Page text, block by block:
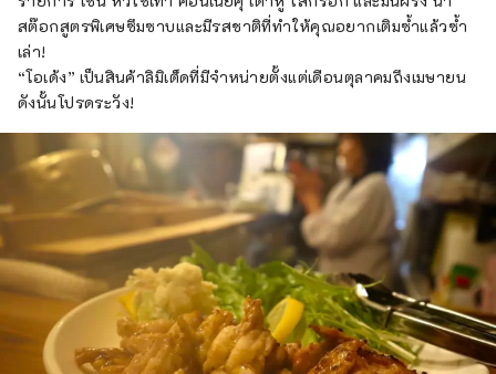
สต๊อกสูตรพิเศษซึมซาบและมีรสชาติที่ทำให้คุณอยากเติมซ้ำแล้วซ้ำ
เล่า!
“โอเด้ง” เป็นสินค้าลิมิเต็ดที่มีจำหน่ายตั้งแต่เดือนตุลาคมถึงเมษายน
ดังนั้นโปรดระวัง!